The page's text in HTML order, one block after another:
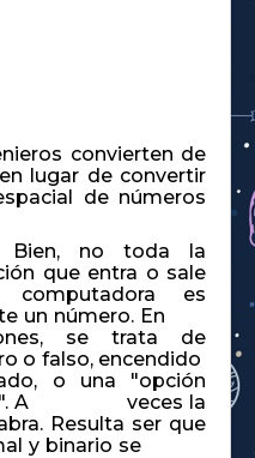
convierten de
lugar de convertir
de números
no toda la
que entra o sale
es
un número. En
se trata de
o falso, encendido
o una "opción
A veces la
Resulta ser que
y binario se